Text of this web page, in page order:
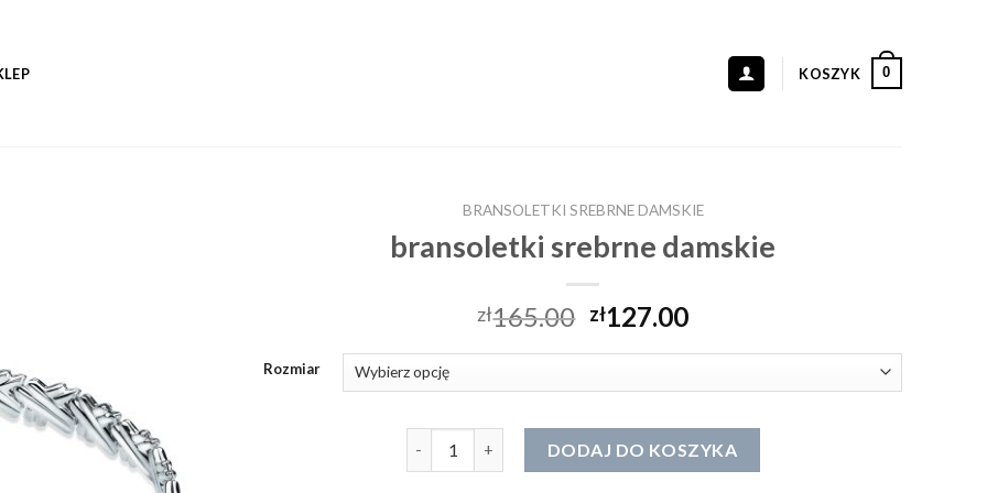
KOSZYK 0
BRANSOLETKI SREBRNE DAMSKIE
bransoletki srebrne damskie
zł165.00 zł127.00
Rozmiar
DODAJ DO KOSZYKA